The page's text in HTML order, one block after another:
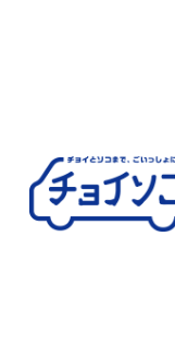
Uncategorized
アーカイブ
2025年9月